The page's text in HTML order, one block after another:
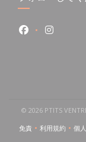
ンドウで開きます))
ウィンドウで開
Facebook ((新
© 2026 PTITS
免責((新しいウィンドウ
利用規約((新しい
個